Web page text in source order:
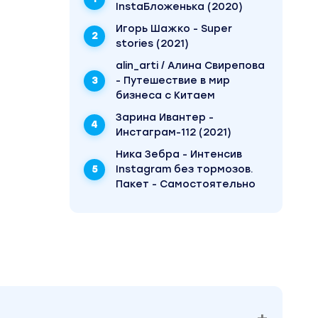
InstaБложенька (2020)
Игорь Шажко - Super
stories (2021)
alin_arti / Алина Свирепова
- Путешествие в мир
бизнеса с Китаем
Зарина Ивантер -
Инстаграм-112 (2021)
Ника Зебра - Интенсив
Instagram без тормозов.
Пакет - Самостоятельно